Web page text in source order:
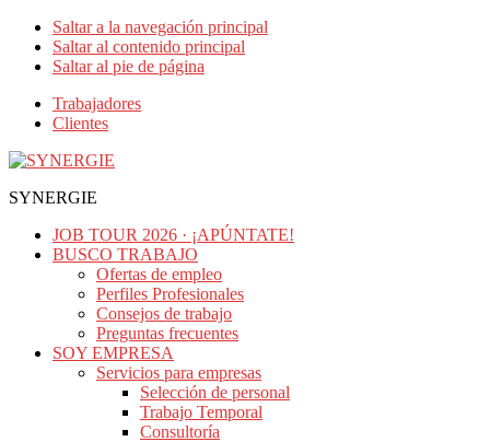
Saltar a la navegación principal
Saltar al contenido principal
Saltar al pie de página
Trabajadores
Clientes
SYNERGIE
JOB TOUR 2026 · ¡APÚNTATE!
BUSCO TRABAJO
Ofertas de empleo
Perfiles Profesionales
Consejos de trabajo
Preguntas frecuentes
SOY EMPRESA
Servicios para empresas
Selección de personal
Trabajo Temporal
Consultoría